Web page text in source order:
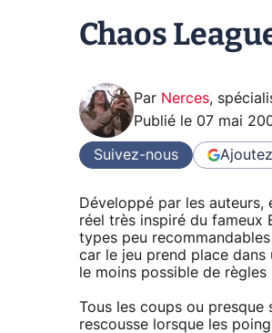
Chaos
Par Nerces,
Publié le 07 mai
Suivez-nous
Développé par les auteurs,
réel très inspiré du fameux
types peu
car le jeu prend place
le moins possible de règles
Tous les coups ou presque
rescousse lorsque les